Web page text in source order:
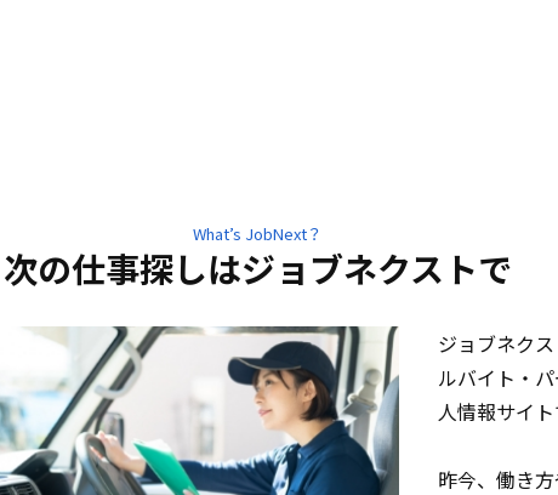
What’s JobNext？
次の仕事探しはジョブネクストで
ジョブネク
ルバイト・
人情報サイト
昨今、働き